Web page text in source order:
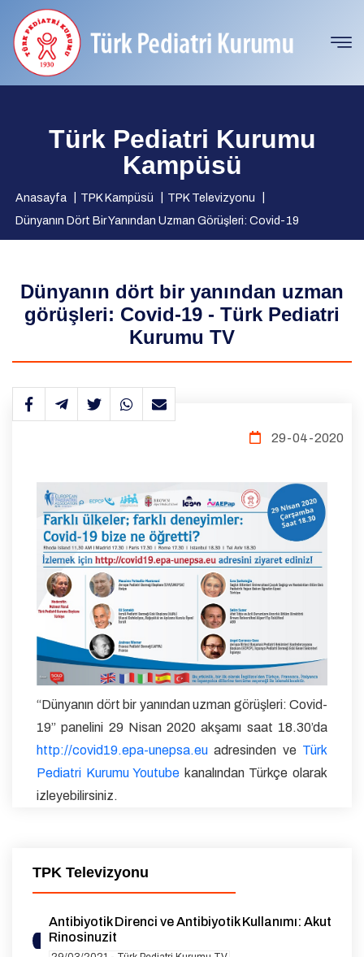
Türk Pediatri Kurumu
Kampüsü
Anasayfa TPK Kampüsü
TPK Televizyonu
Dünyanın Dört Bir Yanından Uzman Görüşleri: Covid-19
Dünyanın dört bir yanından uzman
görüşleri: Covid-19 - Türk Pediatri
Kurumu TV
TPK Televizyonu
Antibiyotik Direnci ve Antibiyotik Kullanımı: Akut
Rinosinuzit
29-04-2020
“Dünyanın dört bir yanından uzman görüşleri: Covid-
19” panelini 29 Nisan 2020 akşamı saat 18.30’da
http://covid19.epa-unepsa.eu adresinden ve Türk
Pediatri Kurumu Youtube kanalından Türkçe olarak
izleyebilirsiniz.